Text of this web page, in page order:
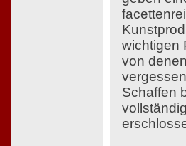
wichtigen
von
Schaffen